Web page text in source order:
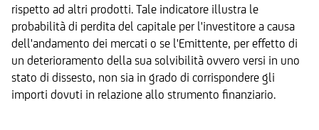
rispetto ad altri prodotti. Tale indicatore illustra le
probabilità di perdita del capitale per l'investitore a causa
dell'andamento dei mercati o se l'Emittente, per effetto di
un deterioramento della sua solvibilità ovvero versi in uno
stato di dissesto, non sia in grado di corrispondere gli
importi dovuti in relazione allo strumento finanziario.